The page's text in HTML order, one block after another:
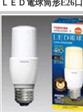
ＬＥＤ電球筒形E26